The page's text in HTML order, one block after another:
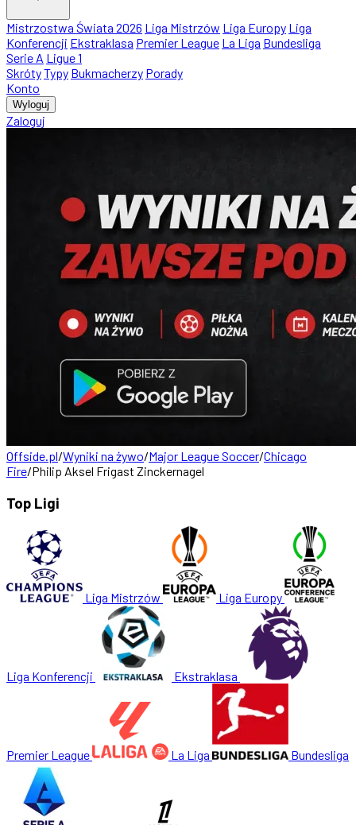
Mistrzostwa Świata 2026 Liga Mistrzów Liga Europy Liga
Konferencji Ekstraklasa Premier League La Liga Bundesliga
Serie A Ligue 1
SkrótyTypy Bukmacherzy Porady
Konto
Wyloguj
Zaloguj
Offside.pl/Wyniki na żywo/Major League Soccer/Chicago
Fire/Philip Aksel Frigast Zinckernagel
Top Ligi
Liga Mistrzów Liga Europy
Liga Konferencji Ekstraklasa
Premier League La Liga Bundesliga